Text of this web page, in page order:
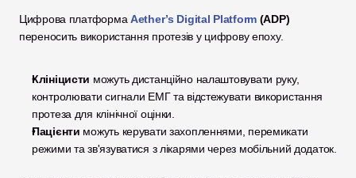
Цифрова платформа Aether’s Digital Platform (ADP)
переносить використання протезів у цифрову епоху.
Клініцисти можуть дистанційно налаштовувати руку,
контролювати сигнали ЕМГ та відстежувати використання
протеза для клінічної оцінки.
Пацієнти можуть керувати захопленнями, перемикати
режими та зв'язуватися з лікарями через мобільний додаток.